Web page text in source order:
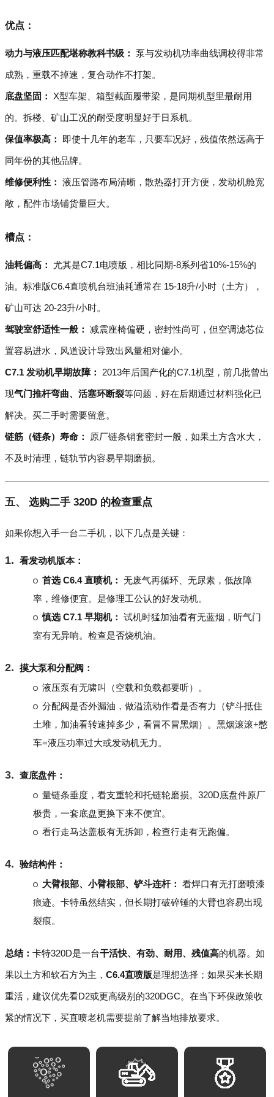
优点：
动力与液压匹配堪称教科书级： 泵与发动机功率曲线调校得非常
成熟，重载不掉速，复合动作不打架。
底盘坚固： X型车架、箱型截面履带梁，是同期机型里最耐用
的。拆楼、矿山工况的耐受度明显好于日系机。
保值率极高： 即使十几年的老车，只要车况好，残值依然远高于
同年份的其他品牌。
维修便利性： 液压管路布局清晰，散热器打开方便，发动机舱宽
敞，配件市场铺货量巨大。
槽点：
油耗偏高： 尤其是C7.1电喷版，相比同期-8系列省10%-15%的
油。标准版C6.4直喷机台班油耗通常在 15-18升/小时（土方），
矿山可达 20-23升/小时。
驾驶室舒适性一般： 减震座椅偏硬，密封性尚可，但空调滤芯位
置容易进水，风道设计导致出风量相对偏小。
C7.1 发动机早期故障： 2013年后国产化的C7.1机型，前几批曾出
现气门推杆弯曲、活塞环断裂等问题，好在后期通过材料强化已
解决。买二手时需要留意。
链筋（链条）寿命： 原厂链条销套密封一般，如果土方含水大，
不及时清理，链轨节内容易早期磨损。
五、 选购二手 320D 的检查重点
如果你想入手一台二手机，以下几点是关键：
看发动机版本：
首选 C6.4 直喷机： 无废气再循环、无尿素，低故障
率，维修便宜。是修理工公认的好发动机。
慎选 C7.1 早期机： 试机时猛加油看有无蓝烟，听气门
室有无异响。检查是否烧机油。
摸大泵和分配阀：
液压泵有无啸叫（空载和负载都要听）。
分配阀是否外漏油，做溢流动作看是否有力（铲斗抵住
土堆，加油看转速掉多少，看冒不冒黑烟）。黑烟滚滚+憋
车=液压功率过大或发动机无力。
查底盘件：
量链条垂度，看支重轮和托链轮磨损。320D底盘件原厂
极贵，一套底盘更换下来不便宜。
看行走马达盖板有无拆卸，检查行走有无跑偏。
验结构件：
大臂根部、小臂根部、铲斗连杆： 看焊口有无打磨喷漆
痕迹。卡特虽然结实，但长期打破碎锤的大臂也容易出现
裂痕。
总结： 卡特320D是一台干活快、有劲、耐用、残值高的机器。如
果以土方和软石方为主， C6.4直喷版是理想选择；如果买来长期
重活，建议优先看D2或更高级别的320DGC。在当下环保政策收
紧的情况下，买直喷老机需要提前了解当地排放要求。